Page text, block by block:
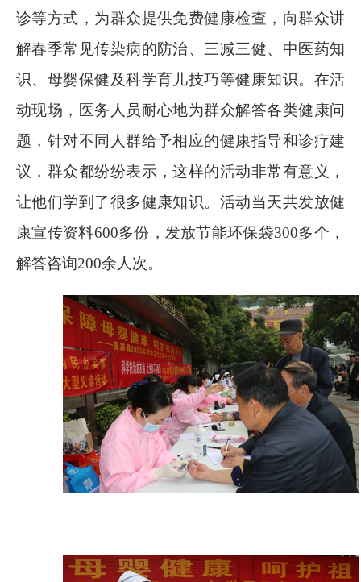
诊等方式，为群众提供免费健康检查，向群众讲
解春季常见传染病的防治、三减三健、中医药知
识、母婴保健及科学育儿技巧等健康知识。在活
动现场，医务人员耐心地为群众解答各类健康问
题，针对不同人群给予相应的健康指导和诊疗建
议，群众都纷纷表示，这样的活动非常有意义，
让他们学到了很多健康知识。活动当天共发放健
康宣传资料600多份，发放节能环保袋300多个，
解答咨询200余人次。